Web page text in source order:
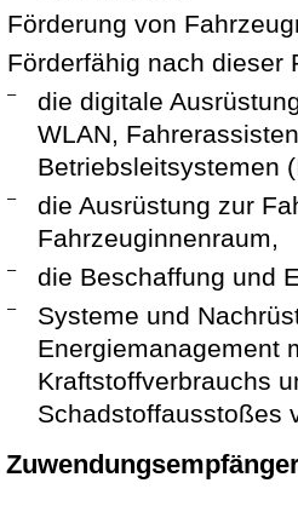
Förderung von
Förderfähig nach dieser
–
die digitale
WLAN,
Betriebsleitsystemen
–
die Ausrüstung zur
Fahrzeuginnenraum,
– die Beschaffung und
–
Systeme und
Energiemanagement
Kraftstoffverbrauchs
Schadstoffausstoßes